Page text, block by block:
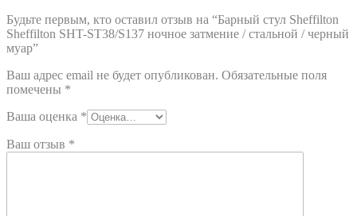
Будьте первым, кто оставил отзыв на “Барный стул Sheffilton
Sheffilton SHT-ST38/S137 ночное затмение / стальной / черный
муар”
Ваш адрес email не будет опубликован. Обязательные поля
помечены *
Ваша оценка *
Ваш отзыв *